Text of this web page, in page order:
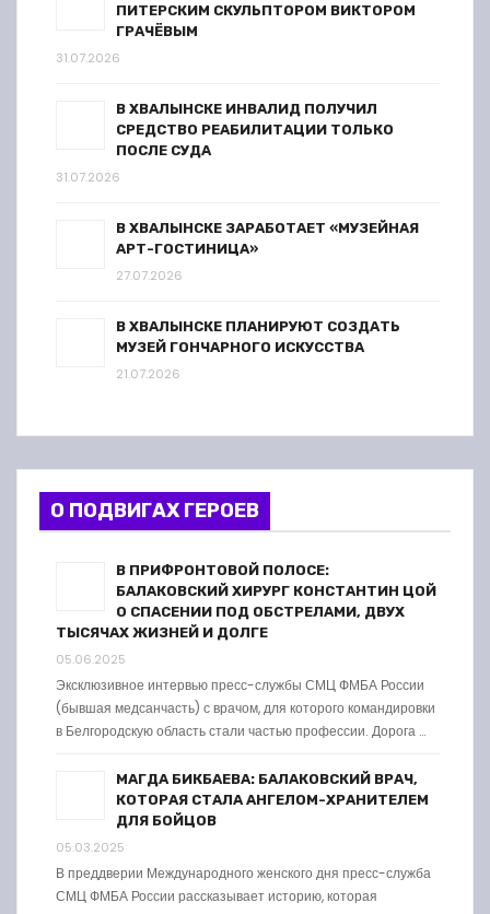
ПИТЕРСКИМ СКУЛЬПТОРОМ ВИКТОРОМ
ГРАЧЁВЫМ
31.07.2026
В ХВАЛЫНСКЕ ИНВАЛИД ПОЛУЧИЛ
СРЕДСТВО РЕАБИЛИТАЦИИ ТОЛЬКО
ПОСЛЕ СУДА
31.07.2026
В ХВАЛЫНСКЕ ЗАРАБОТАЕТ «МУЗЕЙНАЯ
АРТ-ГОСТИНИЦА»
27.07.2026
В ХВАЛЫНСКЕ ПЛАНИРУЮТ СОЗДАТЬ
МУЗЕЙ ГОНЧАРНОГО ИСКУССТВА
21.07.2026
О ПОДВИГАХ ГЕРОЕВ
В ПРИФРОНТОВОЙ ПОЛОСЕ:
БАЛАКОВСКИЙ ХИРУРГ КОНСТАНТИН ЦОЙ
О СПАСЕНИИ ПОД ОБСТРЕЛАМИ, ДВУХ
ТЫСЯЧАХ ЖИЗНЕЙ И ДОЛГЕ
05.06.2025
Эксклюзивное интервью пресс-службы СМЦ ФМБА России
(бывшая медсанчасть) с врачом, для которого командировки
в Белгородскую область стали частью профессии. Дорога …
МАГДА БИКБАЕВА: БАЛАКОВСКИЙ ВРАЧ,
КОТОРАЯ СТАЛА АНГЕЛОМ-ХРАНИТЕЛЕМ
ДЛЯ БОЙЦОВ
05.03.2025
В преддверии Международного женского дня пресс-служба
СМЦ ФМБА России рассказывает историю, которая